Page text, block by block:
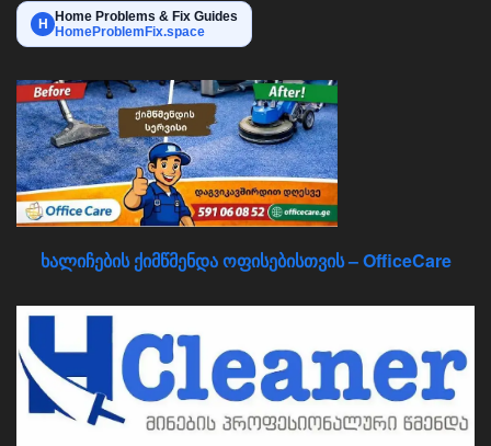
H
Home Problems & Fix Guides
HomeProblemFix.space
ხალიჩების ქიმწმენდა ოფისებისთვის – OfficeCare